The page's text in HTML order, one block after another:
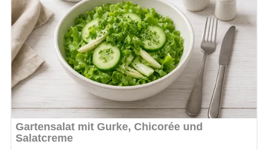
Kein Spam, kein Bullshit, keine Weitergabe deiner Mailadresse an Dritte!
Küchenutensilien
Für dieses Rezept benötigst du einen Grill oder einen Rost